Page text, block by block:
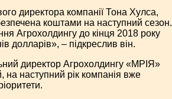
директора компанії Тона Хулса,
коштами на наступний сезон.
Агрохолдингу до кінця 2018 року
долларів», – підкреслив він.
директор Агрохолдингу «МРІЯ»
наступний рік компанія вже